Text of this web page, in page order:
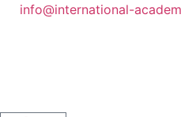
info@international-